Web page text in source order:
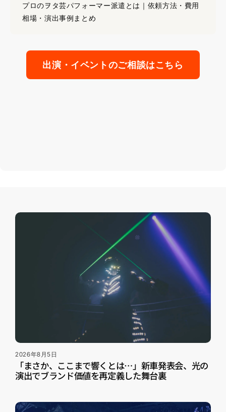
プロのヲタ芸パフォーマー派遣とは｜依頼方法・費用
相場・演出事例まとめ
出演・イベントのご相談はこちら
2026年8月5日
「まさか、ここまで響くとは…」新車発表会、光の
演出でブランド価値を再定義した舞台裏